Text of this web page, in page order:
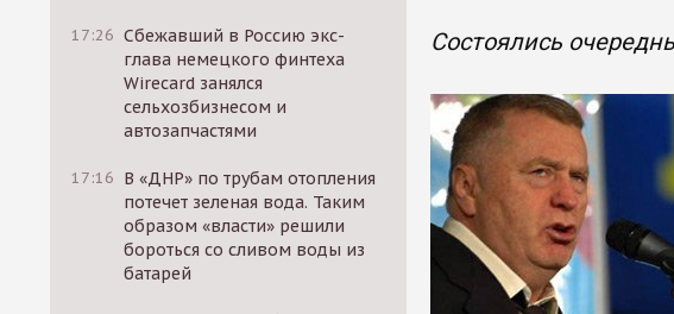
17:26 Сбежавший в Россию экс-
глава немецкого финтеха
Wirecard занялся
сельхозбизнесом и
автозапчастями
17:16 В «ДНР» по трубам отопления
потечет зеленая вода. Таким
образом «власти» решили
бороться со сливом воды из
батарей
Состоялись